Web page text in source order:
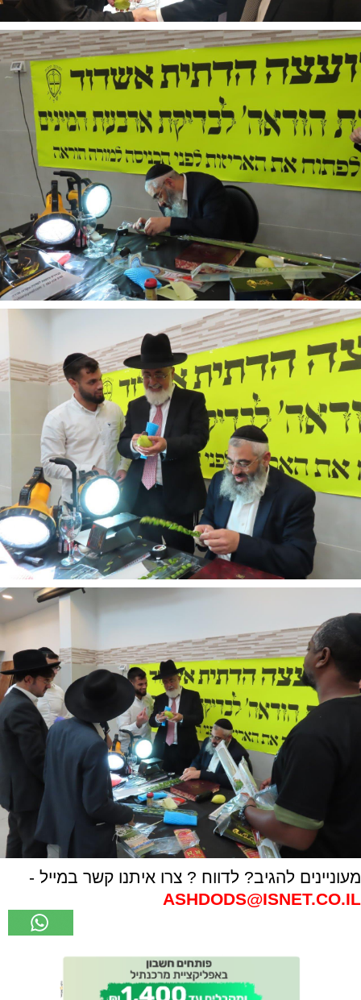
מעוניינים להגיב? לדווח ? צרו איתנו קשר במייל -
ASHDODS@ISNET.CO.IL